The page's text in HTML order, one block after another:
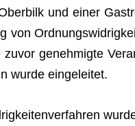
und einer
von
zuvor geneh­migte
wurde eingeleitet.